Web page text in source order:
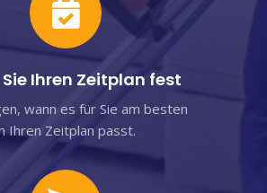
Sie Ihren Zeitplan fest
wann es für Sie am besten
Ihren Zeitplan passt.